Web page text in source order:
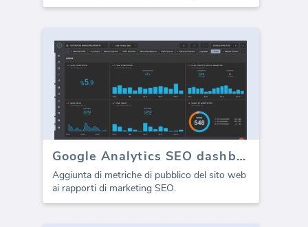
Google Analytics SEO dashboard - Pubblico
Aggiunta di metriche di pubblico del sito web
ai rapporti di marketing SEO.